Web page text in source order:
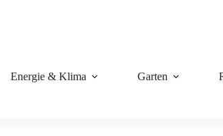
Energie & Klima Garten